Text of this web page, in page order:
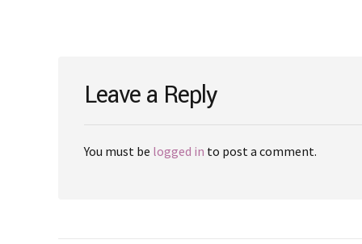
Leave a Reply
You must be logged in to post a comment.